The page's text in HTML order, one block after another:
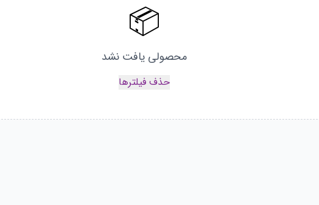
📦
محصولی یافت نشد
حذف فیلترها